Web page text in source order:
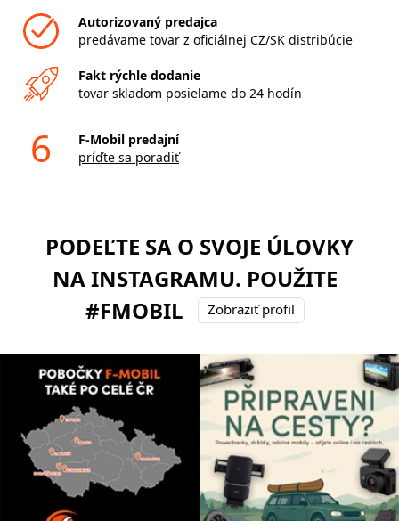
Autorizovaný predajca
predávame tovar z oficiálnej CZ/SK distribúcie
Fakt rýchle dodanie
tovar skladom posielame do 24 hodín
6
F-Mobil predajní
príďte sa poradiť
PODEĽTE SA O SVOJE ÚLOVKY
NA INSTAGRAMU. POUŽITE
#FMOBIL
Zobraziť profil